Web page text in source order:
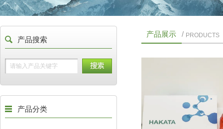
产品搜索
产品分类
产品展示 / PRODUCTS